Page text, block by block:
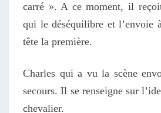
carré ». A ce moment, il
qui le déséquilibre et l’envoie
tête la première.
Charles qui a vu la scène
secours. Il se renseigne sur
chevalier.